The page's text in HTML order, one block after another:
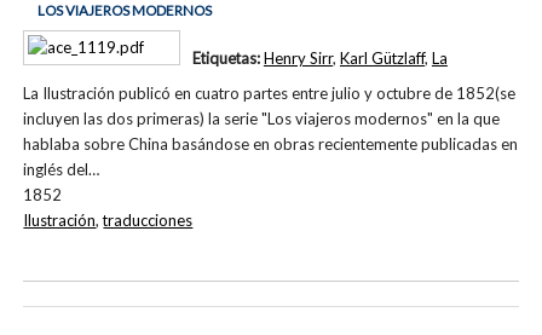
LOS VIAJEROS MODERNOS
La Ilustración publicó en cuatro partes entre julio y octubre de 1852(se
incluyen las dos primeras) la serie "Los viajeros modernos" en la que
hablaba sobre China basándose en obras recientemente publicadas en
inglés del…
1852
Etiquetas:Henry Sirr, Karl Gützlaff, La
Ilustración,traducciones